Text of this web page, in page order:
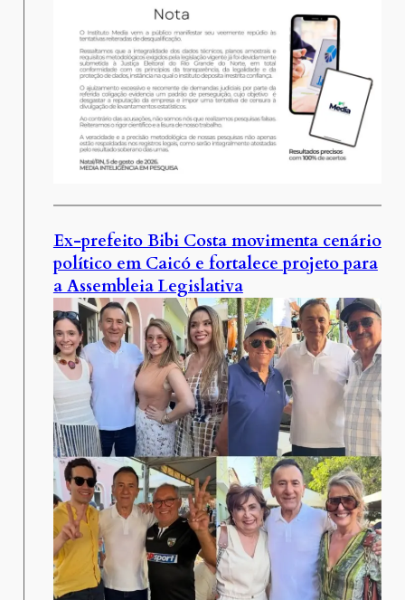
Ex-prefeito Bibi Costa movimenta cenário
político em Caicó e fortalece projeto para
a Assembleia Legislativa